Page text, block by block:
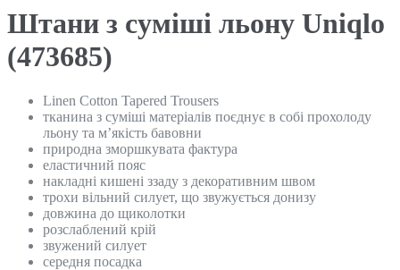
Штани з суміші льону Uniqlo
(473685)
Linen Cotton Tapered Trousers
тканина з суміші матеріалів поєднує в собі прохолоду
льону та м’якість бавовни
природна зморшкувата фактура
еластичний пояс
накладні кишені ззаду з декоративним швом
трохи вільний силует, що звужується донизу
довжина до щиколотки
розслаблений крій
звужений силует
середня посадка